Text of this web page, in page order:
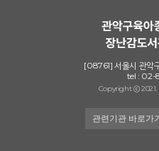
댄싱플레이매트 블루
[08761] 서울시 관악
tel : 02-
Copyright ⓒ 2021.